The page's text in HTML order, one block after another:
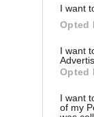
I want
Opted
I want
Opted
I want
of my